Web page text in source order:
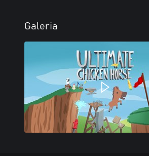
Galeria